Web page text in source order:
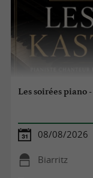
Les soirées piano
08/08/2026
Biarritz